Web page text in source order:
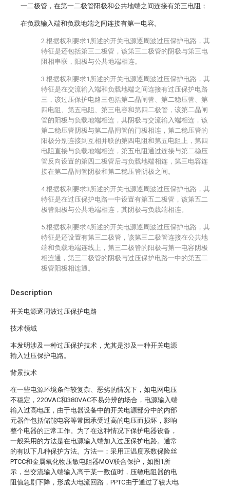
Description
开关电源逐周波过压保护电路
技术领域
本发明涉及一种过压保护技术，尤其是涉及一种开关电源
输入过压保护电路。
背景技术
在一些电源环境条件较复杂、恶劣的情况下，如电网电压
不稳定，220VAC和380VAC不易分辨的场合，电源输入端
输入过高电压，由于电器设备中的开关电源部分中的内部
元器件包括储能电容等常因承受过高的电压而损坏，影响
整个电器的正常工作。为了在这种情况下保护电器设备，
一般采用的方法是在电源输入端加入过压保护电路。通常
的有以下几种保护方法。方法一：采用正温度系数保险丝
PTCC和金属氧化物压敏电阻器MOV联合保护，如图1所
示，当交流输入端输入高于某一数值时，压敏电阻器的电
阻值急剧下降，形成大电流回路，PPTC由于通过了较大电
一二极管，在第一二极管阳极和公共地端之间连接有第三电阻；
在负载输入端和负载地端之间连接有第一电容。
2.根据权利要求1所述的开关电源逐周波过压保护电路，其
特征是还包括第三二极管，该第三二极管的阴极与第三电
阻相串联，阳极与公共地端相连。
3.根据权利要求1所述的开关电源逐周波过压保护电路，其
特征是在交流输入端和负载地端之间连接有过压保护电路
三，该过压保护电路三包括第二晶闸管、第二稳压管、第
四电阻、第五电阻、第三电容和第四二极管，该第二晶闸
管的阳极与负载地端相连，其阴极与交流输入端相连，该
第二稳压管阴极与第二晶闸管的门极相连，第二稳压管的
阳极分别连接到互相并联的第四电阻和第五电阻上，第四
电阻直接与负载地端相连，第五电阻通过连接与第二稳压
管反向设置的第四二极管后与负载地端相连，第三电容连
接在第二晶闸管阴极和第二稳压管阴极之间。
4.根据权利要求3所述的开关电源逐周波过压保护电路，其
特征是在过压保护电路一中设置有第五二极管，该第五二
极管阳极与公共地端相连，其阴极与负载端相连。
5.根据权利要求4所述的开关电源逐周波过压保护电路，其
特征是还设置有第三二极管，该第三二极管连接在公共地
端和负载地端连线上，第三二极管的阳极与第一电容阴极
相连通，第三二极管的阴极与过压保护电路一中的第五二
极管阳极相连通。